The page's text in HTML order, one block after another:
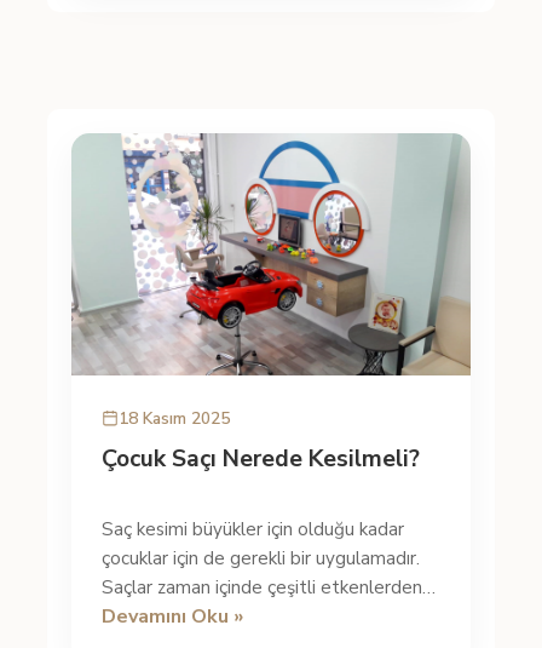
18 Kasım 2025
Çocuk Saçı Nerede Kesilmeli?
Saç kesimi büyükler için olduğu kadar
çocuklar için de gerekli bir uygulamadır.
Saçlar zaman içinde çeşitli etkenlerden
dolayı yıpranır ve deforme ...
Devamını Oku »